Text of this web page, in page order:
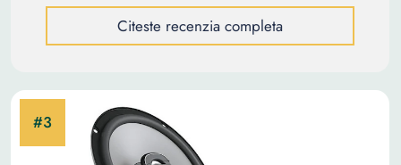
Citeste recenzia completa